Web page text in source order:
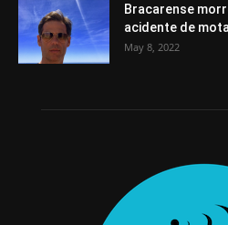
Bracarense
acidente de
May 8, 2022